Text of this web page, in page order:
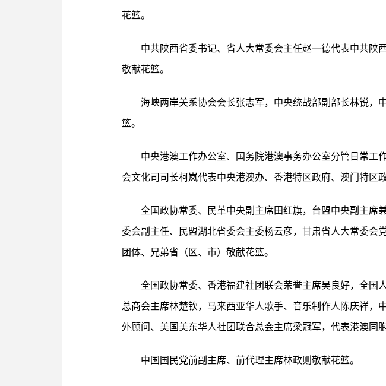
花篮。
中共陕西省委书记、省人大常委会主任赵一德代表中共陕
敬献花篮。
海峡两岸关系协会会长张志军，中央统战部副部长林锐，
篮。
中央港澳工作办公室、国务院港澳事务办公室分管日常工
会文化司司长柯岚代表中央港澳办、香港特区政府、澳门特区
全国政协常委、民革中央副主席田红旗，台盟中央副主席
委会副主任、民盟湖北省委会主委杨云彦，甘肃省人大常委会
团体、兄弟省（区、市）敬献花篮。
全国政协常委、香港福建社团联会荣誉主席吴良好，全国
总商会主席林楚钦，马来西亚华人歌手、音乐制作人陈庆祥
外顾问、美国美东华人社团联合总会主席梁冠军，代表港澳同
中国国民党前副主席、前代理主席林政则敬献花篮。